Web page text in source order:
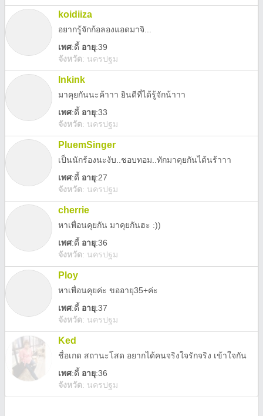
koidiiza
อยากรู้จักก้อลองแอดมาจิ...
เพศ:ดี้ อายุ:39
จังหวัด: นครปฐม
Inkink
มาคุยกันนะค้าาา ยินดีที่ได้รู้จักน้าาา
เพศ:ดี้ อายุ:33
จังหวัด: นครปฐม
PluemSinger
เป็นนักร้องนะงับ..ชอบทอม..ทักมาคุยกันได้นร้าาา
เพศ:ดี้ อายุ:27
จังหวัด: นครปฐม
cherrie
หาเพื่อนคุยกัน มาคุยกันฮะ :))
เพศ:ดี้ อายุ:36
จังหวัด: นครปฐม
Ploy
หาเพื่อนคุยค่ะ ขออายุ35+ค่ะ
เพศ:ดี้ อายุ:37
จังหวัด: นครปฐม
Ked
ชื่อเกด สถานะโสด อยากได้คนจริงใจรักจริง เข้าใจกัน
เพศ:ดี้ อายุ:36
จังหวัด: นครปฐม